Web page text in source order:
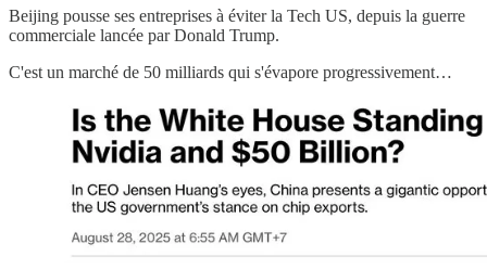
Beijing pousse ses entreprises à éviter la Tech US, depuis la guerre
commerciale lancée par Donald Trump.
C'est un marché de 50 milliards qui s'évapore progressivement…